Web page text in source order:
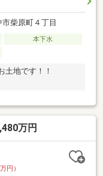
市柴原町４丁目
本下水
土地です！！
万円
円）